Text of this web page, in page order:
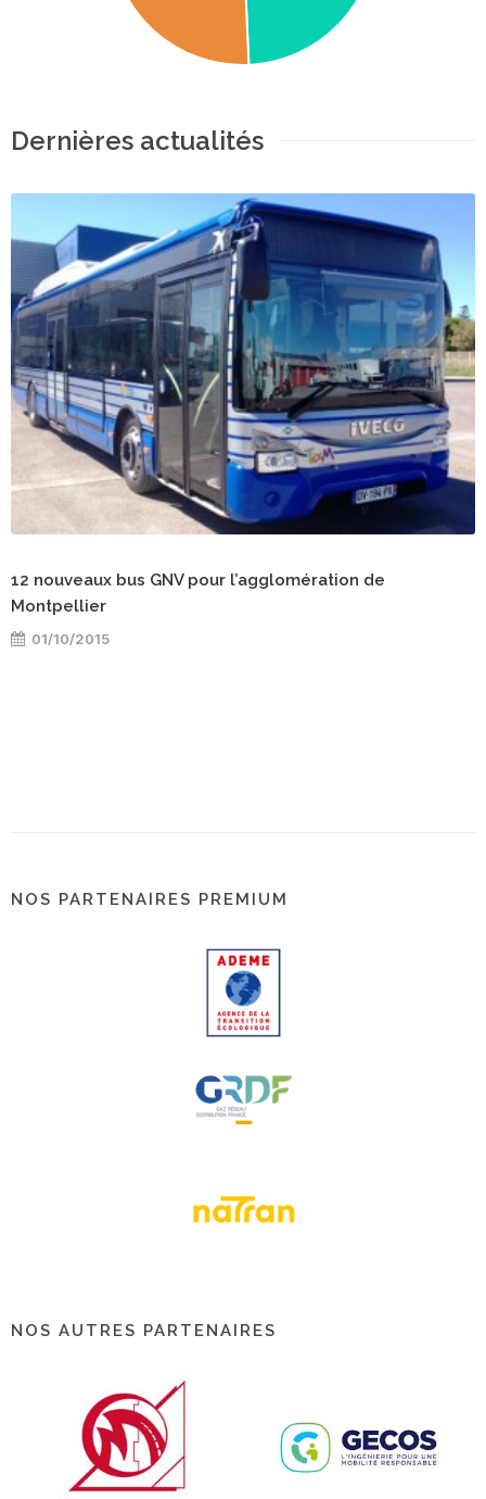
Dernières actualités
12 nouveaux bus GNV pour l’agglomération de
Montpellier
01/10/2015
NOS PARTENAIRES PREMIUM
NOS AUTRES PARTENAIRES